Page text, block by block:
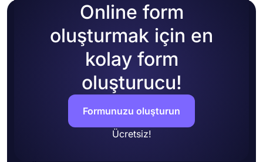
Online form
oluşturmak için en
kolay form
oluşturucu!
Formunuzu oluşturun
Ücretsiz!